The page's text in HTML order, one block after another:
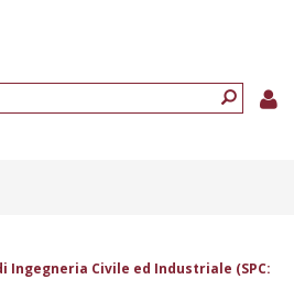
Ingegneria Civile ed Industriale (SPC: